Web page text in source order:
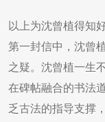
以上为沈曾植得知
第一封信中，沈曾
之疑。沈曾植一生
在碑帖融合的书法
乏古法的指导支撑